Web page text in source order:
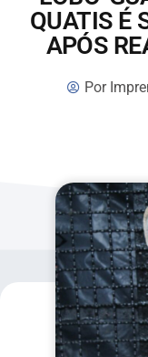
QUATIS É
APÓS
Por